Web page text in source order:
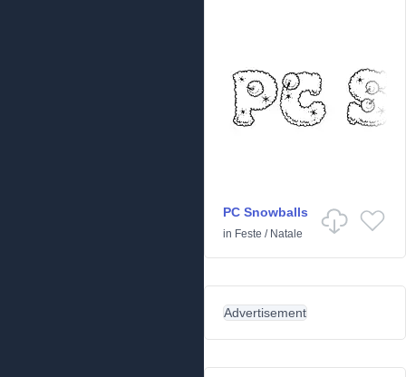
PC Snowballs
in Feste / Natale
Advertisement